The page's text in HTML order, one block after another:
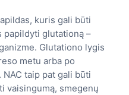
kuris gali būti
papildyti glutationą –
Glutationo lygis
metu arba po
taip pat gali būti
vaisingumą, smegenų